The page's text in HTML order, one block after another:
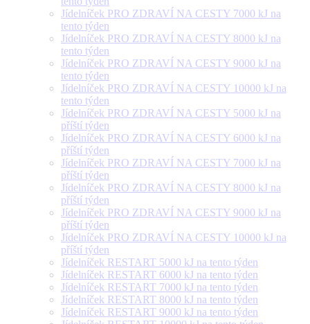
Jídelníček PRO ZDRAVÍ NA CESTY 7000 kJ na
tento týden
Jídelníček PRO ZDRAVÍ NA CESTY 8000 kJ na
tento týden
Jídelníček PRO ZDRAVÍ NA CESTY 9000 kJ na
tento týden
Jídelníček PRO ZDRAVÍ NA CESTY 10000 kJ na
tento týden
Jídelníček PRO ZDRAVÍ NA CESTY 5000 kJ na
příští týden
Jídelníček PRO ZDRAVÍ NA CESTY 6000 kJ na
příští týden
Jídelníček PRO ZDRAVÍ NA CESTY 7000 kJ na
příští týden
Jídelníček PRO ZDRAVÍ NA CESTY 8000 kJ na
příští týden
Jídelníček PRO ZDRAVÍ NA CESTY 9000 kJ na
příští týden
Jídelníček PRO ZDRAVÍ NA CESTY 10000 kJ na
příští týden
Jídelníček RESTART 5000 kJ na tento týden
Jídelníček RESTART 6000 kJ na tento týden
Jídelníček RESTART 7000 kJ na tento týden
Jídelníček RESTART 8000 kJ na tento týden
Jídelníček RESTART 9000 kJ na tento týden